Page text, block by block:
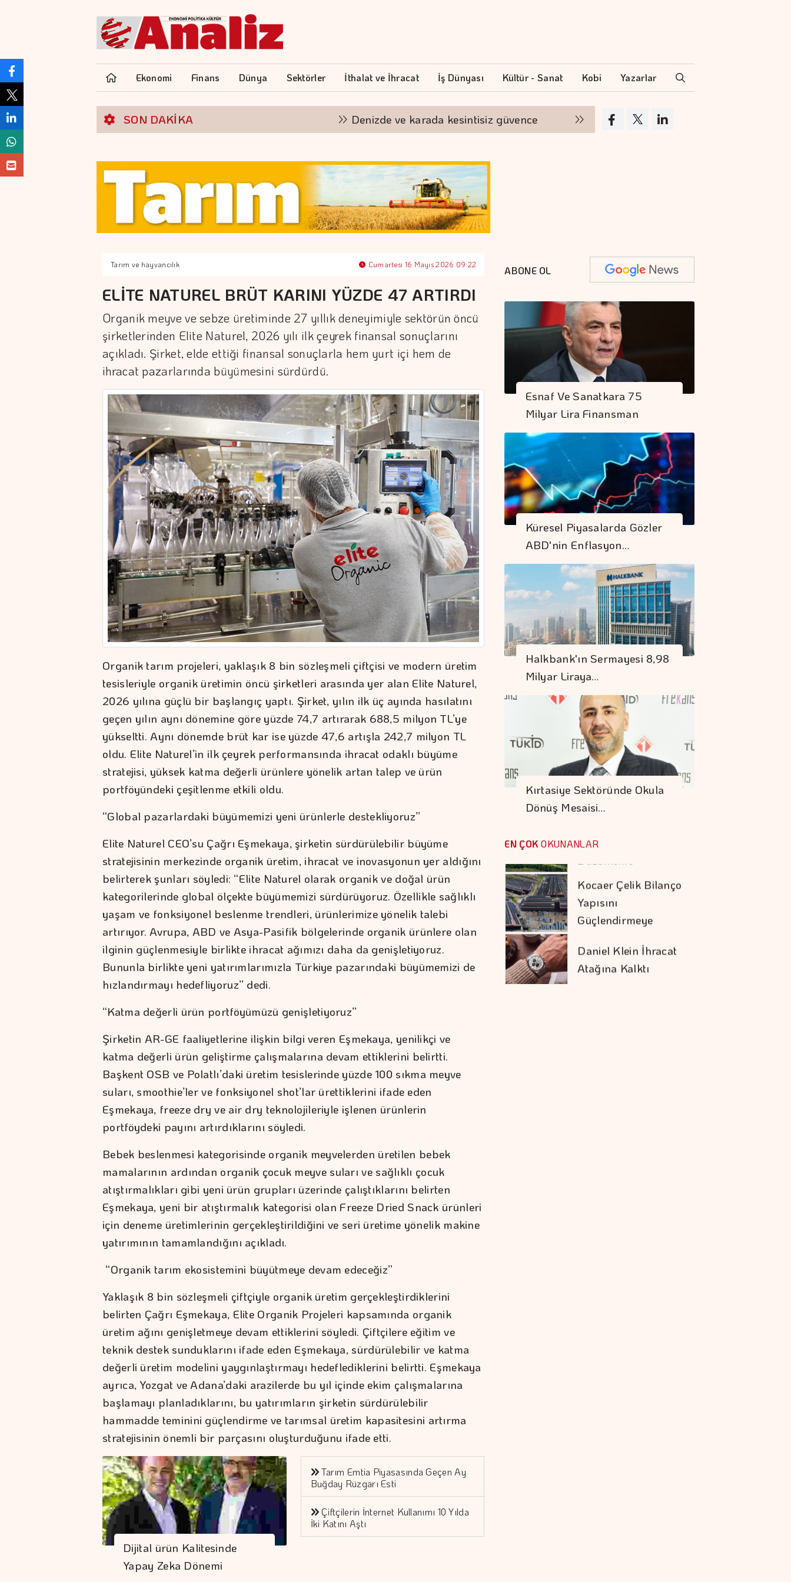
Ekonomi Finans Dünya Sektörler İthalat ve İhracat İş Dünyası Kültür - Sanat Kobi Yazarlar
SON DAKİKA Denizde ve karada kesintisiz güvence TAB Gıda, güçlü operasyonel
Tarım ve hayvancılık Cumartesi 16 Mayıs 2026 09:22
ELİTE NATUREL BRÜT KARINI YÜZDE 47 ARTIRDI
Organik meyve ve sebze üretiminde 27 yıllık deneyimiyle sektörün öncü
şirketlerinden Elite Naturel, 2026 yılı ilk çeyrek finansal sonuçlarını
açıkladı. Şirket, elde ettiği finansal sonuçlarla hem yurt içi hem de
ihracat pazarlarında büyümesini sürdürdü.
Organik tarım projeleri, yaklaşık 8 bin sözleşmeli çiftçisi ve modern üretim
tesisleriyle organik üretimin öncü şirketleri arasında yer alan Elite Naturel,
2026 yılına güçlü bir başlangıç yaptı. Şirket, yılın ilk üç ayında hasılatını
geçen yılın aynı dönemine göre yüzde 74,7 artırarak 688,5 milyon TL’ye
yükseltti. Aynı dönemde brüt kar ise yüzde 47,6 artışla 242,7 milyon TL
oldu. Elite Naturel’in ilk çeyrek performansında ihracat odaklı büyüme
stratejisi, yüksek katma değerli ürünlere yönelik artan talep ve ürün
portföyündeki çeşitlenme etkili oldu.
“Global pazarlardaki büyümemizi yeni ürünlerle destekliyoruz”
Elite Naturel CEO’su Çağrı Eşmekaya, şirketin sürdürülebilir büyüme
stratejisinin merkezinde organik üretim, ihracat ve inovasyonun yer aldığını
belirterek şunları söyledi: “Elite Naturel olarak organik ve doğal ürün
kategorilerinde global ölçekte büyümemizi sürdürüyoruz. Özellikle sağlıklı
yaşam ve fonksiyonel beslenme trendleri, ürünlerimize yönelik talebi
artırıyor. Avrupa, ABD ve Asya-Pasifik bölgelerinde organik ürünlere olan
ilginin güçlenmesiyle birlikte ihracat ağımızı daha da genişletiyoruz.
Bununla birlikte yeni yatırımlarımızla Türkiye pazarındaki büyümemizi de
hızlandırmayı hedefliyoruz” dedi.
“Katma değerli ürün portföyümüzü genişletiyoruz”
Şirketin AR-GE faaliyetlerine ilişkin bilgi veren Eşmekaya, yenilikçi ve
katma değerli ürün geliştirme çalışmalarına devam ettiklerini belirtti.
Başkent OSB ve Polatlı’daki üretim tesislerinde yüzde 100 sıkma meyve
suları, smoothie’ler ve fonksiyonel shot’lar ürettiklerini ifade eden
Eşmekaya, freeze dry ve air dry teknolojileriyle işlenen ürünlerin
portföydeki payını artırdıklarını söyledi.
Bebek beslenmesi kategorisinde organik meyvelerden üretilen bebek
mamalarının ardından organik çocuk meyve suları ve sağlıklı çocuk
atıştırmalıkları gibi yeni ürün grupları üzerinde çalıştıklarını belirten
Eşmekaya, yeni bir atıştırmalık kategorisi olan Freeze Dried Snack ürünleri
için deneme üretimlerinin gerçekleştirildiğini ve seri üretime yönelik makine
yatırımının tamamlandığını açıkladı.
“Organik tarım ekosistemini büyütmeye devam edeceğiz”
Yaklaşık 8 bin sözleşmeli çiftçiyle organik üretim gerçekleştirdiklerini
belirten Çağrı Eşmekaya, Elite Organik Projeleri kapsamında organik
üretim ağını genişletmeye devam ettiklerini söyledi. Çiftçilere eğitim ve
teknik destek sunduklarını ifade eden Eşmekaya, sürdürülebilir ve katma
değerli üretim modelini yaygınlaştırmayı hedeflediklerini belirtti. Eşmekaya
ayrıca, Yozgat ve Adana’daki arazilerde bu yıl içinde ekim çalışmalarına
başlamayı planladıklarını, bu yatırımların şirketin sürdürülebilir
hammadde teminini güçlendirme ve tarımsal üretim kapasitesini artırma
stratejisinin önemli bir parçasını oluşturduğunu ifade etti.
Dijital ürün Kalitesinde
Yapay Zeka Dönemi
Tarım Emtia Piyasasında Geçen Ay
Buğday Rüzgarı Esti
Çiftçilerin İnternet Kullanımı 10 Yılda
İki Katını Aştı
ABONE OL
Esnaf Ve Sanatkara 75
Milyar Lira Finansman
Küresel Piyasalarda Gözler
ABD'nin Enflasyon…
Halkbank'ın Sermayesi 8,98
Milyar Liraya…
Kırtasiye Sektöründe Okula
Dönüş Mesaisi…
EN ÇOK OKUNANLAR
"Uzay"a Ayrılan AR-
GE Bütçesi 10 Yılda
Borsa 3 Hisseye
Tedbir Uygulayacak
S. Arabistan,
Pakistan Ve
Türkiye'den
Savunma Anlaşması
Tasarruf Finansman
Düzenleme
Yapısını
Güçlendirmeye
Devam Etti
Daniel Klein İhracat
Atağına Kalktı